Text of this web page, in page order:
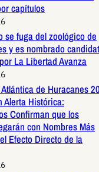
capítulos
se fuga del zoológico de
y es nombrado
La Libertad Avanza
de Huracanes
Alerta Histórica:
Confirman que los
con Nombres Más
Efecto Directo de la